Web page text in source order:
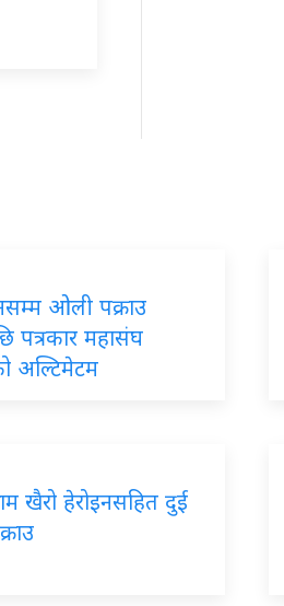
ओली पक्राउ
पत्रकार महासंघ
अल्टिमेटम
खैरो हेरोइनसहित दुई